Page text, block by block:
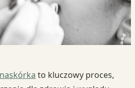
to kluczowy proces,